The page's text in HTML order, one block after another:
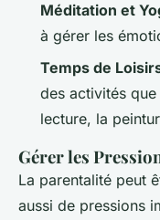
Méditation et
à gérer les
Temps de
des activités
lecture, la
Gérer les
La parentalité peut
aussi de pressions